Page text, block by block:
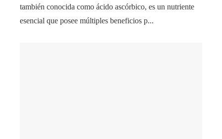
también conocida como ácido ascórbico, es un nutriente
esencial que posee múltiples beneficios p...